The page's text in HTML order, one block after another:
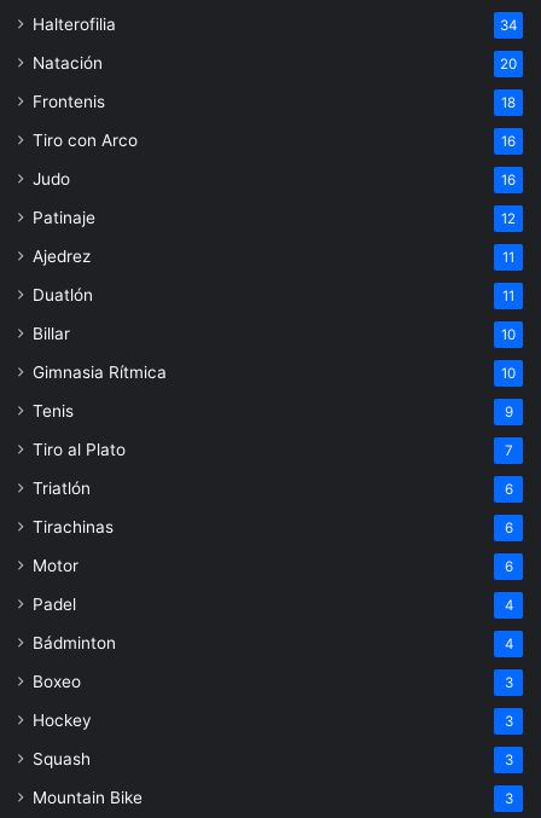
Halterofilia 34
Natación 20
Frontenis 18
Tiro con Arco 16
Judo 16
Patinaje 12
Ajedrez 11
Duatlón 11
Billar 10
Gimnasia Rítmica 10
Tenis 9
Tiro al Plato 7
Triatlón 6
Tirachinas 6
Motor 6
Padel 4
Bádminton 4
Boxeo 3
Hockey 3
Squash 3
Mountain Bike 3